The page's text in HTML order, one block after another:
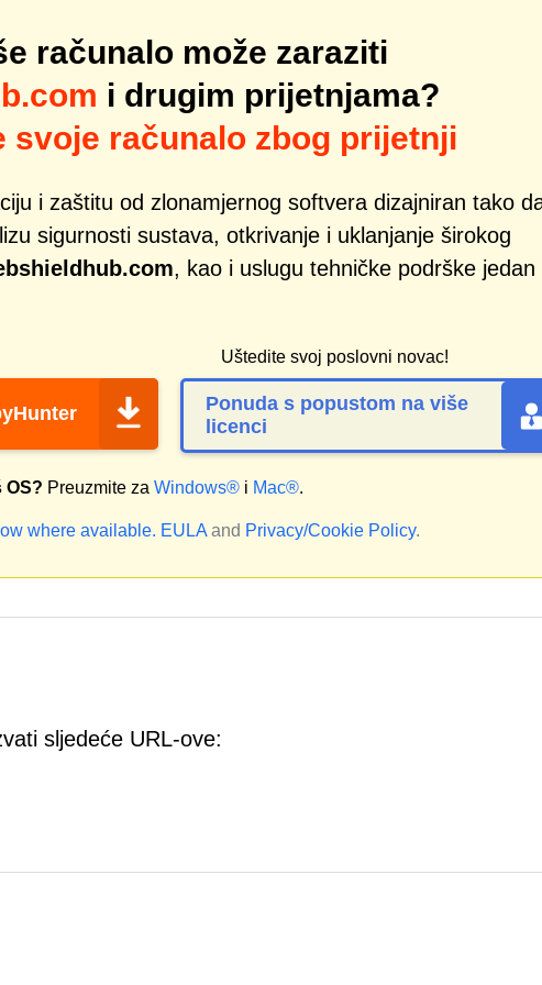
računalo može zaraziti
i drugim prijetnjama?
svoje računalo zbog prijetnji
i zaštitu od zlonamjernog softvera dizajniran tako
sigurnosti sustava, otkrivanje i uklanjanje širokog
, kao i uslugu tehničke podrške jedan
Uštedite svoj poslovni novac!
Ponuda s popustom na više
licenci
OS? Preuzmite za Windows® i Mac®.
where available. EULA and Privacy/Cookie Policy.
sljedeće URL-ove: